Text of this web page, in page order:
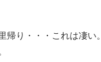
帰り・・・これは凄い。